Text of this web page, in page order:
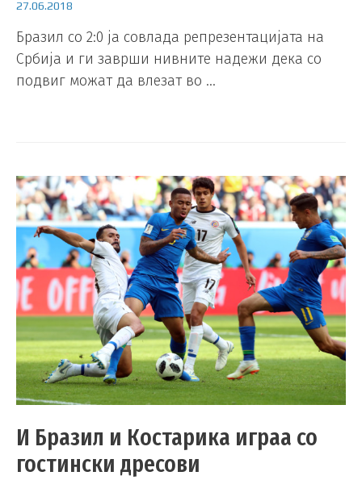
27.06.2018
Бразил со 2:0 ја совлада репрезентацијата на
Србија и ги заврши нивните надежи дека со
подвиг можат да влезат во …
И Бразил и Костарика играа со
гостински дресови